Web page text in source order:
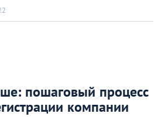
пошаговый процесс
компании